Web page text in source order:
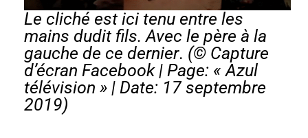
Le cliché est ici tenu entre les
mains dudit fils. Avec le père à la
gauche de ce dernier. (© Capture
d’écran Facebook | Page: « Azul
télévision » | Date: 17 septembre
2019)